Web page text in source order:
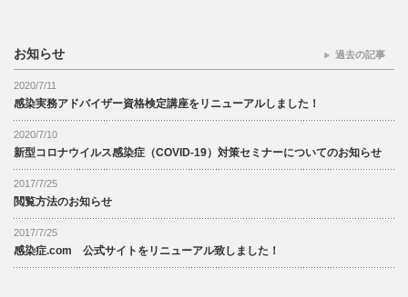
お知らせ
2020/7/11
感染実務アドバイザー資格検定講座をリニューアルしました！
2020/7/10
新型コロナウイルス感染症（COVID-19）対策セミナーについてのお知らせ
2017/7/25
閲覧方法のお知らせ
2017/7/25
感染症.com 公式サイトをリニューアル致しました！
過去の記事